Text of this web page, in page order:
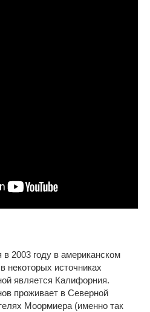
2003 году в американском
некоторых источниках
является Калифорния.
проживает в Северной
Моормиера (именно так